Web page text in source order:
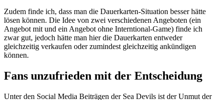
Zudem finde ich, dass man die Dauerkarten-Situation besser hätte
lösen können. Die Idee von zwei verschiedenen Angeboten (ein
Angebot mit und ein Angebot ohne Interntional-Game) finde ich
zwar gut, jedoch hätte man hier die Dauerkarten entweder
gleichzeitig verkaufen oder zumindest gleichzeitig ankündigen
können.
Fans unzufrieden mit der Entscheidung
Unter den Social Media Beiträgen der Sea Devils ist der Unmut der